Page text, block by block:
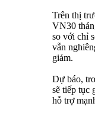
Trên thị
VN30
so với chỉ
vẫn
giảm.
Dự báo,
sẽ tiếp tục
hỗ trợ